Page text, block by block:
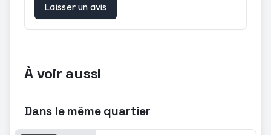
Laisser un avis
À voir aussi
Dans le même quartier